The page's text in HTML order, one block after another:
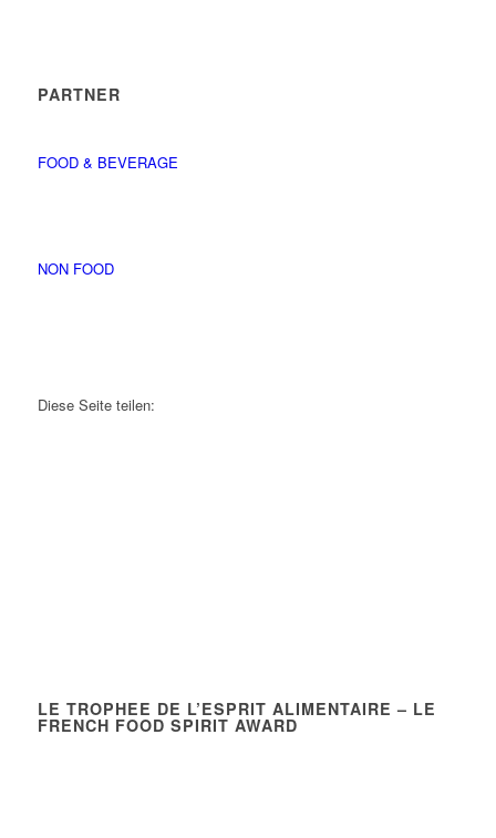
PARTNER
FOOD & BEVERAGE
NON FOOD
Diese Seite teilen:
LE TROPHEE DE L’ESPRIT ALIMENTAIRE – LE
FRENCH FOOD SPIRIT AWARD